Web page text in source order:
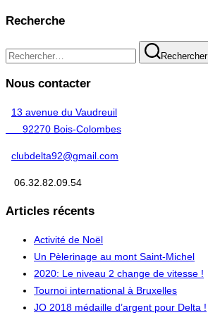
Recherche
Recherche
pour :
Rechercher
Nous contacter
13 avenue du Vaudreuil
92270 Bois-Colombes
clubdelta92@gmail.com
06.32.82.09.54
Articles récents
Activité de Noël
Un Pèlerinage au mont Saint-Michel
2020: Le niveau 2 change de vitesse !
Tournoi international à Bruxelles
JO 2018 médaille d’argent pour Delta !